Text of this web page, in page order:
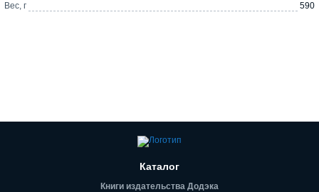
Вес, г
590
Каталог
Книги издательства Додэка